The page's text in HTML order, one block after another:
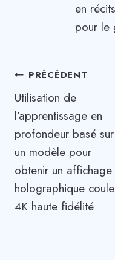
en
pour le
Navigation
de
l’article
PRÉCÉDENT
Utilisation de
l’apprentissage en
profondeur basé sur
un modèle pour
obtenir un affichage
holographique
4K haute fidélité